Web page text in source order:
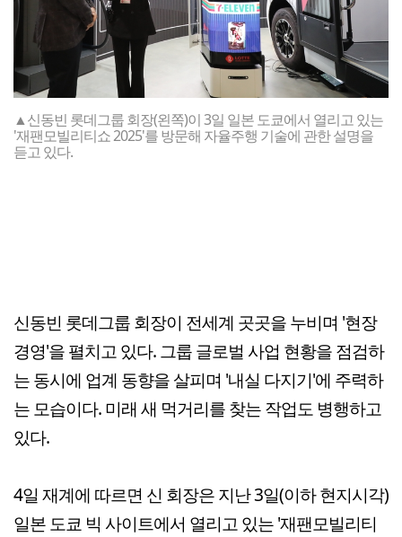
▲신동빈 롯데그룹 회장(왼쪽)이 3일 일본 도쿄에서 열리고 있는
'재팬모빌리티쇼 2025'를 방문해 자율주행 기술에 관한 설명을
듣고 있다.
신동빈 롯데그룹 회장이 전세계 곳곳을 누비며 '현장
경영'을 펼치고 있다. 그룹 글로벌 사업 현황을 점검하
는 동시에 업계 동향을 살피며 '내실 다지기'에 주력하
는 모습이다. 미래 새 먹거리를 찾는 작업도 병행하고
있다.
4일 재계에 따르면 신 회장은 지난 3일(이하 현지시각)
일본 도쿄 빅 사이트에서 열리고 있는 '재팬모빌리티